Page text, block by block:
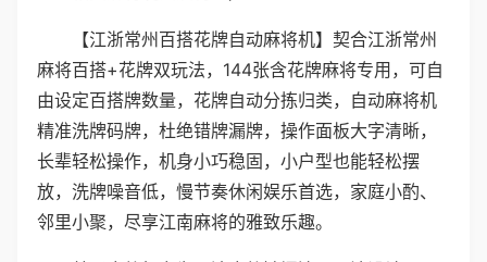
【江浙常州百搭花牌自动麻将机】契合江浙常州
麻将百搭+花牌双玩法，144张含花牌麻将专用，可自
由设定百搭牌数量，花牌自动分拣归类，自动麻将机
精准洗牌码牌，杜绝错牌漏牌，操作面板大字清晰，
长辈轻松操作，机身小巧稳固，小户型也能轻松摆
放，洗牌噪音低，慢节奏休闲娱乐首选，家庭小酌、
邻里小聚，尽享江南麻将的雅致乐趣。